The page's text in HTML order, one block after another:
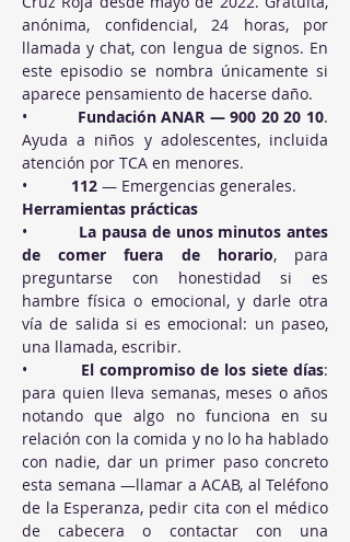
anónima, confidencial, 24 horas, por
llamada y chat, con lengua de signos. En
este episodio se nombra únicamente si
aparece pensamiento de hacerse daño.
• Fundación ANAR — 900 20 20 10.
Ayuda a niños y adolescentes, incluida
atención por TCA en menores.
• 112 — Emergencias generales.
Herramientas prácticas
• La pausa de unos minutos antes
de comer fuera de horario, para
preguntarse con honestidad si es
hambre física o emocional, y darle otra
vía de salida si es emocional: un paseo,
una llamada, escribir.
• El compromiso de los siete días:
para quien lleva semanas, meses o años
notando que algo no funciona en su
relación con la comida y no lo ha hablado
con nadie, dar un primer paso concreto
esta semana —llamar a ACAB, al Teléfono
de la Esperanza, pedir cita con el médico
de cabecera o contactar con una